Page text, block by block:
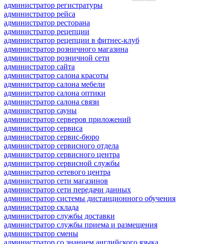
администратор регистратуры
администратор рейса
администратор ресторана
администратор рецепции
администратор рецепции в фитнес-клуб
администратор розничного магазина
администратор розничной сети
администратор сайта
администратор салона красоты
администратор салона мебели
администратор салона оптики
администратор салона связи
администратор сауны
администратор серверов приложений
администратор сервиса
администратор сервис-бюро
администратор сервисного отдела
администратор сервисного центра
администратор сервисной службы
администратор сетевого центра
администратор сети магазинов
администратор сети передачи данных
администратор системы дистанционного обучения
администратор склада
администратор службы доставки
администратор службы приема и размещения
администратор смены
администратор со знанием английского языка